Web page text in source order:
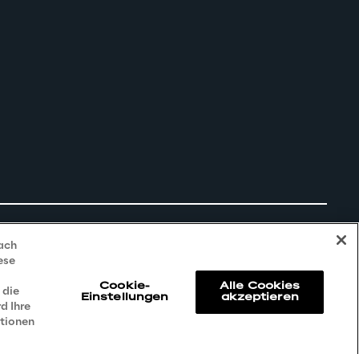
die
Ihre
Cookie-
Einstellungen
Alle Cookies
akzeptieren